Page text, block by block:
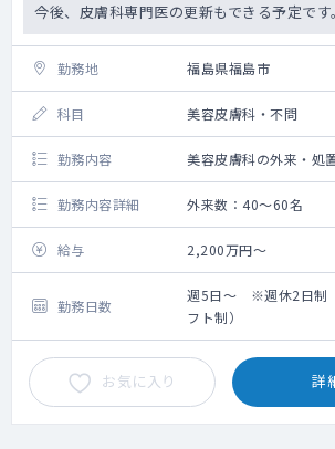
今後、皮膚科専門医の更新もできる予定です。
勤務地 福島県福島市
科目 美容皮膚科・不問
勤務内容 美容皮膚科の外来・処
勤務内容詳細 外来数：40～60名
給与 2,200万円～
勤務日数
週5日～ ※週休2日制
フト制）
お気に入り 詳